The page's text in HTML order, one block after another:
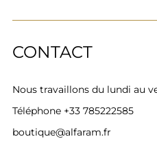
CONTACT
Nous travaillons du lundi au
Téléphone +33 785222585
boutique@alfaram.fr